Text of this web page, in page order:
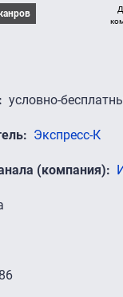
условно-
Экспресс-К
(компания)